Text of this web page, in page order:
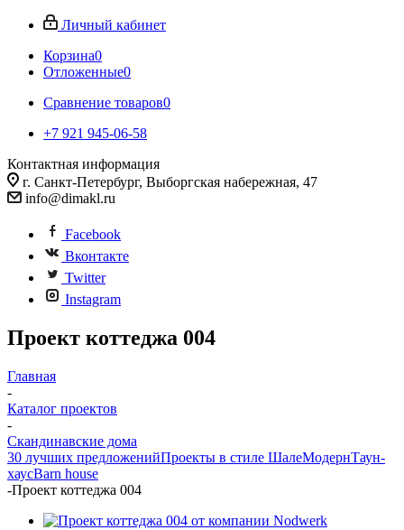
Личный кабинет
Корзина0
Отложенные0
Сравнение товаров0
+7 921 945-06-58
Контактная информация
г. Санкт-Петербург, Выборгская набережная, 47
info@dimakl.ru
Facebook
Вконтакте
Twitter
Instagram
Проект коттеджа 004
Главная
-
Каталог проектов
-
Скандинавские дома
30 лучших предложенийПроекты в стиле ШалеМодернТаун-
хаусBarn house
-Проект коттеджа 004